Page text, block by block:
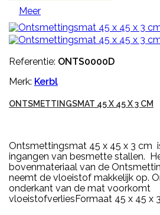
Meer
Referentie: ONTS0000D
Merk: Kerbl
ONTSMETTINGSMAT 45 X 45 X 3 CM
Ontsmettingsmat 45 x 45 x 3 cm
ingangen van besmette stallen.
bovenmateriaal van de
neemt de vloeistof makkelijk op.
onderkant van de mat voorkomt
vloeistofverliesFormaat 45 x 45 x